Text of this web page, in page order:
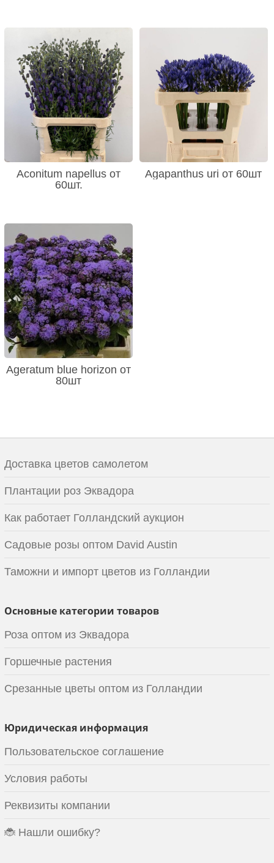
Aconitum napellus от
60шт.
Agapanthus uri от 60шт
Ageratum blue horizon от
80шт
Доставка цветов самолетом
Плантации роз Эквадора
Как работает Голландский аукцион
Садовые розы оптом David Austin
Таможни и импорт цветов из Голландии
Основные категории товаров
Роза оптом из Эквадора
Горшечные растения
Срезанные цветы оптом из Голландии
Юридическая информация
Пользовательское соглашение
Условия работы
Реквизиты компании
🐞 Нашли ошибку?